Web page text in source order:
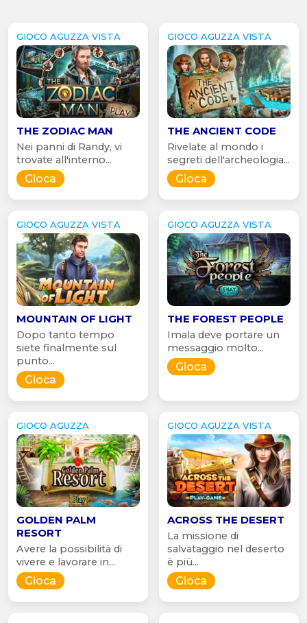
GIOCO AGUZZA VISTA
THE ZODIAC MAN
Nei panni di Randy, vi
trovate all'interno...
Gioca
GIOCO AGUZZA VISTA
THE ANCIENT CODE
Rivelate al mondo i
segreti dell'archeologia...
Gioca
GIOCO AGUZZA VISTA
MOUNTAIN OF LIGHT
Dopo tanto tempo
siete finalmente sul
punto...
Gioca
GIOCO AGUZZA VISTA
THE FOREST PEOPLE
Imala deve portare un
messaggio molto...
Gioca
GIOCO AGUZZA
GOLDEN PALM
RESORT
Avere la possibilità di
vivere e lavorare in...
Gioca
GIOCO AGUZZA VISTA
ACROSS THE DESERT
La missione di
salvataggio nel deserto
è più...
Gioca